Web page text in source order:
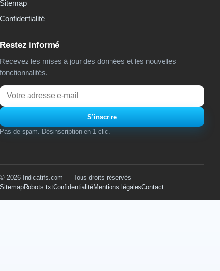
Sitemap
Confidentialité
Restez informé
Recevez les mises à jour des données et les nouvelles
fonctionnalités.
Email
S’inscrire
Pas de spam. Désinscription en 1 clic.
© 2026 Indicatifs.com — Tous droits réservés
SitemapRobots.txtConfidentialitéMentions légalesContact